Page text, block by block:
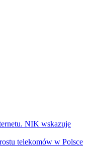
NIK wskazuje
telekomów w Polsce